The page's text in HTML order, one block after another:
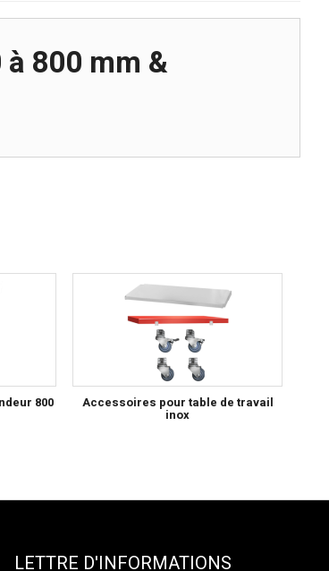
800 mm &
800 Accessoires pour table de travail
inox
LETTRE D'INFORMATIONS